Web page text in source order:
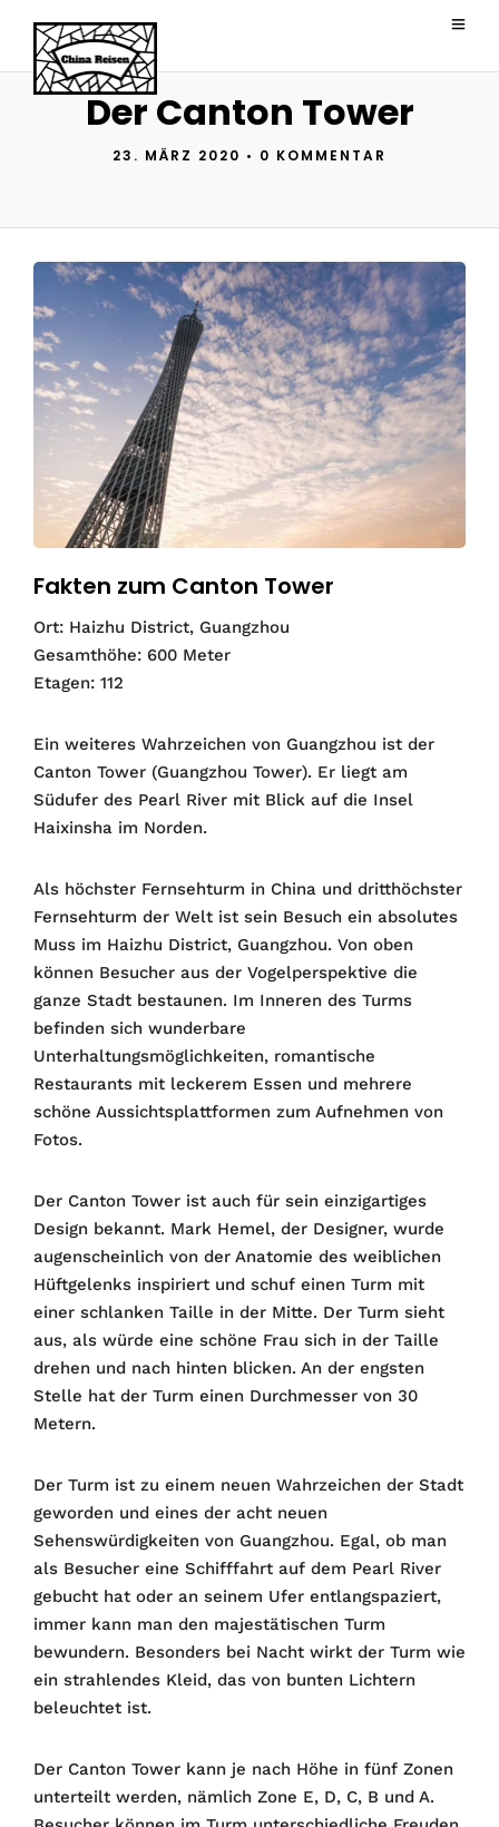
Der Canton Tower
23. MÄRZ 2020 • 0 KOMMENTAR
Fakten zum Canton Tower
Ort: Haizhu District, Guangzhou
Gesamthöhe: 600 Meter
Etagen: 112
Ein weiteres Wahrzeichen von Guangzhou ist der
Canton Tower (Guangzhou Tower). Er liegt am
Südufer des Pearl River mit Blick auf die Insel
Haixinsha im Norden.
Als höchster Fernsehturm in China und dritthöchster
Fernsehturm der Welt ist sein Besuch ein absolutes
Muss im Haizhu District, Guangzhou. Von oben
können Besucher aus der Vogelperspektive die
ganze Stadt bestaunen. Im Inneren des Turms
befinden sich wunderbare
Unterhaltungsmöglichkeiten, romantische
Restaurants mit leckerem Essen und mehrere
schöne Aussichtsplattformen zum Aufnehmen von
Fotos.
Der Canton Tower ist auch für sein einzigartiges
Design bekannt. Mark Hemel, der Designer, wurde
augenscheinlich von der Anatomie des weiblichen
Hüftgelenks inspiriert und schuf einen Turm mit
einer schlanken Taille in der Mitte. Der Turm sieht
aus, als würde eine schöne Frau sich in der Taille
drehen und nach hinten blicken. An der engsten
Stelle hat der Turm einen Durchmesser von 30
Metern.
Der Turm ist zu einem neuen Wahrzeichen der Stadt
geworden und eines der acht neuen
Sehenswürdigkeiten von Guangzhou. Egal, ob man
als Besucher eine Schifffahrt auf dem Pearl River
gebucht hat oder an seinem Ufer entlangspaziert,
immer kann man den majestätischen Turm
bewundern. Besonders bei Nacht wirkt der Turm wie
ein strahlendes Kleid, das von bunten Lichtern
beleuchtet ist.
Der Canton Tower kann je nach Höhe in fünf Zonen
unterteilt werden, nämlich Zone E, D, C, B und A.